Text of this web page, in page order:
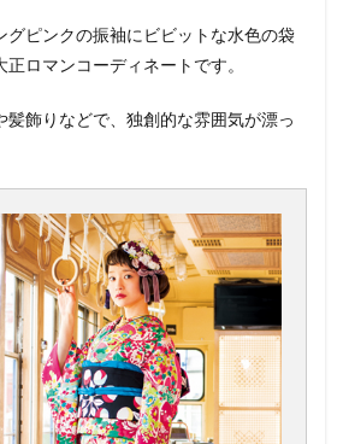
グピンクの振袖にビビットな水色の袋
ロマンコーディネートです。
髪飾りなどで、独創的な雰囲気が漂っ